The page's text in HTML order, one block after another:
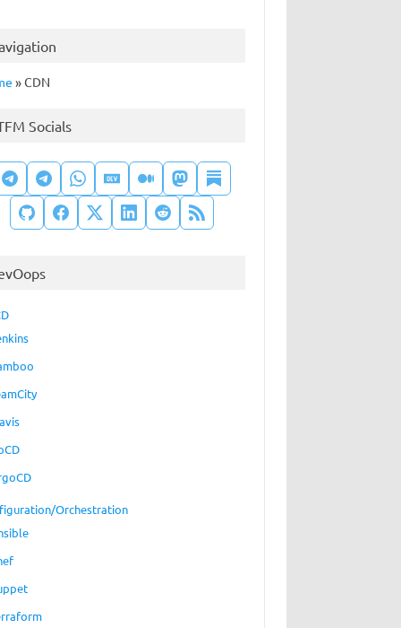
»CDN
Socials
Orchestration